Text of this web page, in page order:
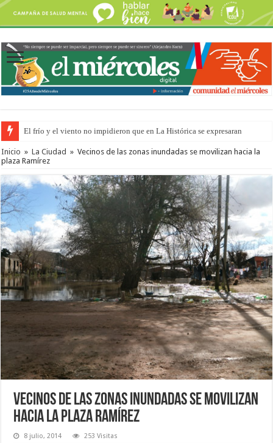
El frío y el viento no impidieron que en La Histórica se expresaran
OSER: Frigerio aseguró que mejoraron el servicio, redujeron el déficit en
Inicio » La Ciudad » Vecinos de las zonas inundadas se movilizan hacia la
plaza Ramírez
Vecinos de las zonas inundadas se movilizan
hacia la plaza Ramírez
8 julio, 2014 253 Visitas